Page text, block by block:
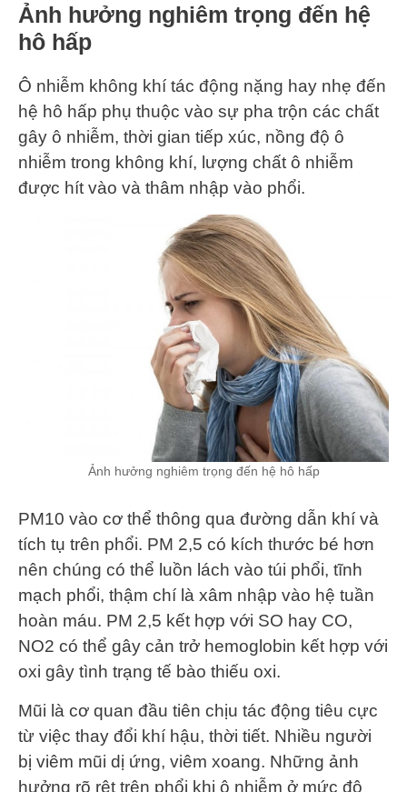
Ảnh hưởng nghiêm trọng đến hệ
hô hấp
Ô nhiễm không khí tác động nặng hay nhẹ đến
hệ hô hấp phụ thuộc vào sự pha trộn các chất
gây ô nhiễm, thời gian tiếp xúc, nồng độ ô
nhiễm trong không khí, lượng chất ô nhiễm
được hít vào và thâm nhập vào phổi.
Ảnh hưởng nghiêm trọng đến hệ hô hấp
PM10 vào cơ thể thông qua đường dẫn khí và
tích tụ trên phổi. PM 2,5 có kích thước bé hơn
nên chúng có thể luồn lách vào túi phổi, tĩnh
mạch phổi, thậm chí là xâm nhập vào hệ tuần
hoàn máu. PM 2,5 kết hợp với SO hay CO,
NO2 có thể gây cản trở hemoglobin kết hợp với
oxi gây tình trạng tế bào thiếu oxi.
Mũi là cơ quan đầu tiên chịu tác động tiêu cực
từ việc thay đổi khí hậu, thời tiết. Nhiều người
bị viêm mũi dị ứng, viêm xoang. Những ảnh
hưởng rõ rệt trên phổi khi ô nhiễm ở mức độ